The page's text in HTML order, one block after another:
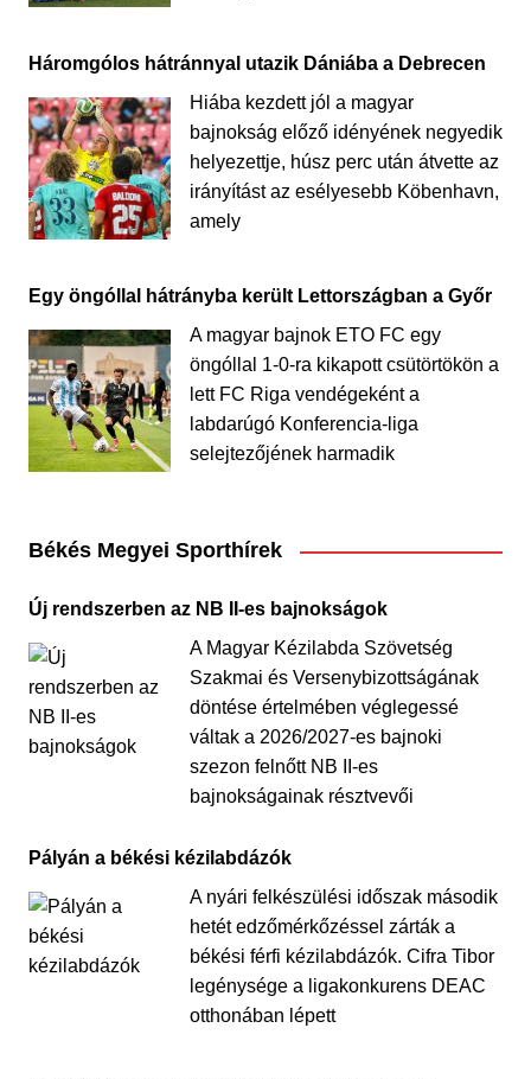
Háromgólos hátránnyal utazik Dániába a Debrecen
Hiába kezdett jól a magyar
bajnokság előző idényének negyedik
helyezettje, húsz perc után átvette az
irányítást az esélyesebb Köbenhavn,
amely
Egy öngóllal hátrányba került Lettországban a Győr
A magyar bajnok ETO FC egy
öngóllal 1-0-ra kikapott csütörtökön a
lett FC Riga vendégeként a
labdarúgó Konferencia-liga
selejtezőjének harmadik
Békés Megyei Sporthírek
Új rendszerben az NB II-es bajnokságok
A Magyar Kézilabda Szövetség
Szakmai és Versenybizottságának
döntése értelmében véglegessé
váltak a 2026/2027-es bajnoki
szezon felnőtt NB II-es
bajnokságainak résztvevői
Pályán a békési kézilabdázók
A nyári felkészülési időszak második
hetét edzőmérkőzéssel zárták a
békési férfi kézilabdázók. Cifra Tibor
legénysége a ligakonkurens DEAC
otthonában lépett